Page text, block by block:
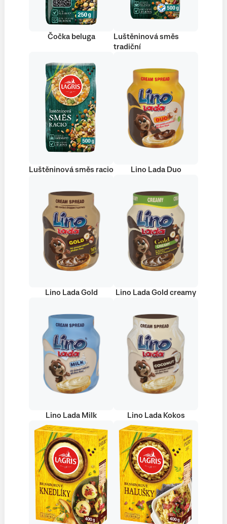
Čočka beluga
Luštěninová směs
tradiční
Luštěninová směs racio Lino Lada Duo
Lino Lada Gold Lino Lada Gold creamy
Lino Lada Milk Lino Lada Kokos